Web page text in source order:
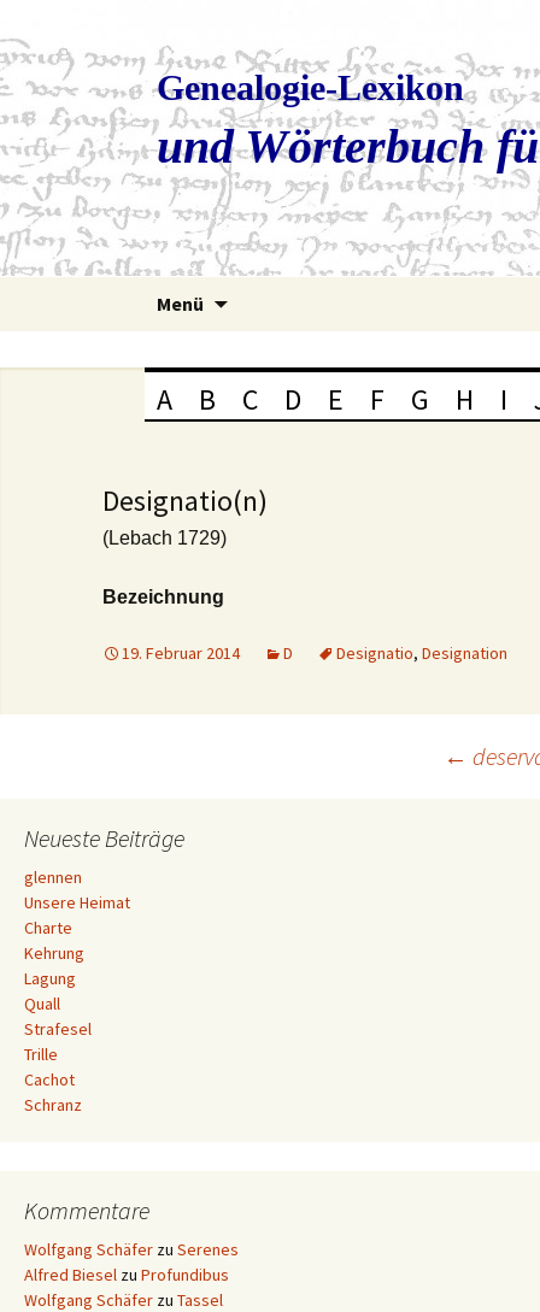
Genealogie-Lexikon
und Wörterbuch
Menü
A B C D E F G H I
Designatio(n)
(Lebach 1729)
Bezeichnung
19. Februar 2014 D Designatio, Designation
Navigation
←
Neueste Beiträge
glennen
Unsere Heimat
Charte
Kehrung
Lagung
Quall
Strafesel
Trille
Cachot
Schranz
Kommentare
Wolfgang Schäfer zu Serenes
Alfred Biesel zu Profundibus
Wolfgang Schäfer zu Tassel